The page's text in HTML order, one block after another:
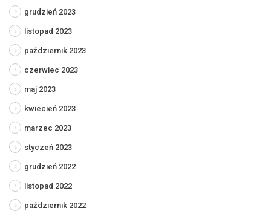
grudzień 2023
listopad 2023
październik 2023
czerwiec 2023
maj 2023
kwiecień 2023
marzec 2023
styczeń 2023
grudzień 2022
listopad 2022
październik 2022